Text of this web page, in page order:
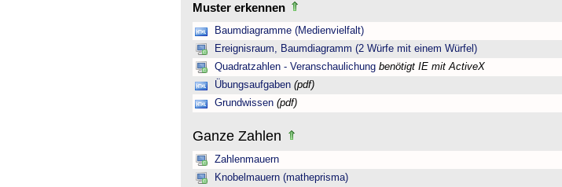
Muster erkennen
Baumdiagramme (Medienvielfalt)
Ereignisraum, Baumdiagramm (2 Würfe mit einem Würfel)
Quadratzahlen - Veranschaulichung benötigt IE mit ActiveX
Übungsaufgaben (pdf)
Grundwissen (pdf)
Ganze Zahlen
Zahlenmauern
Knobelmauern (matheprisma)